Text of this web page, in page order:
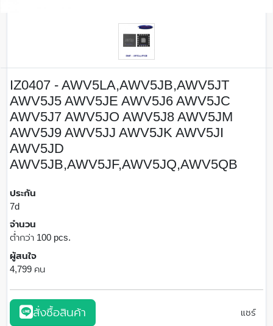
IZ0407 - AWV5LA,AWV5JB,AWV5JT
AWV5J5 AWV5JE AWV5J6 AWV5JC
AWV5J7 AWV5JO AWV5J8 AWV5JM
AWV5J9 AWV5JJ AWV5JK AWV5JI
AWV5JD
AWV5JB,AWV5JF,AWV5JQ,AWV5QB
ประกัน
7d
จำนวน
ต่ำกว่า 100 pcs.
ผู้สนใจ
4,799 คน
สั่งซื้อสินค้า แชร์